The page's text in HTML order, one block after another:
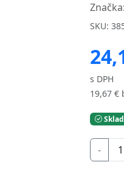
Značka:
SKU:
s DPH
19,67 €
-